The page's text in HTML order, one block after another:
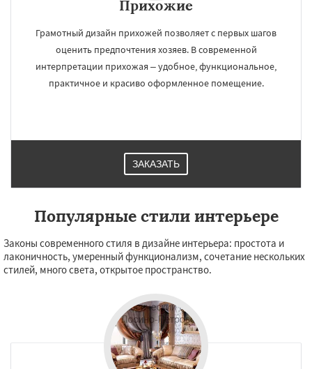
Прихожие
Грамотный дизайн прихожей позволяет с первых шагов
оценить предпочтения хозяев. В современной
интерпретации прихожая – удобное, функциональное,
практичное и красиво оформленное помещение.
ЗАКАЗАТЬ
Популярные стили интерьере
Законы современного стиля в дизайне интерьера: простота и
лаконичность, умеренный функционализм, сочетание нескольких
стилей, много света, открытое пространство.